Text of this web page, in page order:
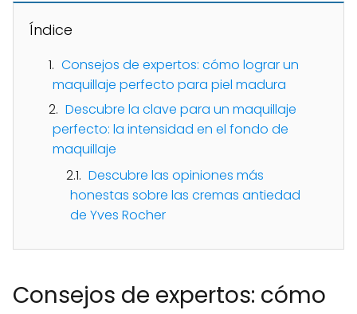
Índice
Consejos de expertos: cómo lograr un
maquillaje perfecto para piel madura
Descubre la clave para un maquillaje
perfecto: la intensidad en el fondo de
maquillaje
Descubre las opiniones más
honestas sobre las cremas antiedad
de Yves Rocher
Consejos de expertos: cómo